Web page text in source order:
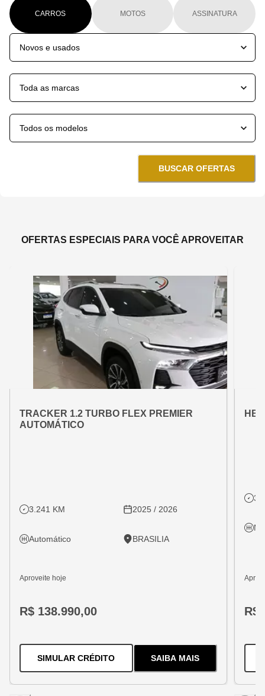
CARROS MOTOS ASSINATURA
BUSCAR OFERTAS
OFERTAS ESPECIAIS PARA VOCÊ APROVEITAR
VARIANT:
TRACKER 1.2 TURBO FLEX PREMIER
AUTOMÁTICO
3.241 KM 2025 / 2026
Automático BRASILIA
Aproveite hoje
R$ 138.990,00
SIMULAR CRÉDITOPARA O TRACKER 1.2 TURBO FLEX
SAIBA MAIS
SOBRE
R$